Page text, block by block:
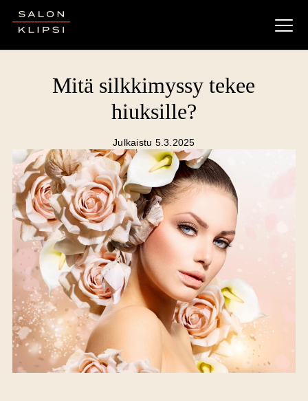
Salon Klipsi
Mitä silkkimyssy tekee
hiuksille?
Julkaistu 5.3.2025